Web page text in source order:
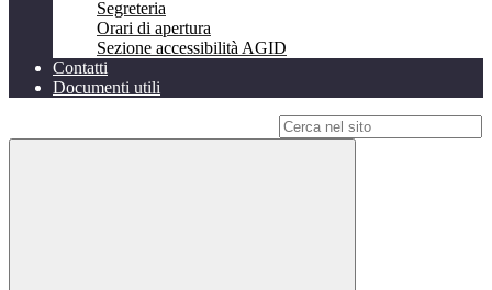
Segreteria
Orari di apertura
Sezione accessibilità AGID
Contatti
Documenti utili